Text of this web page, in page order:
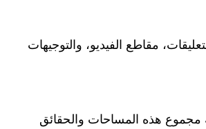
مقاطع الفيديو، والتوجيهات
مجموع هذه المساحات والحقائق